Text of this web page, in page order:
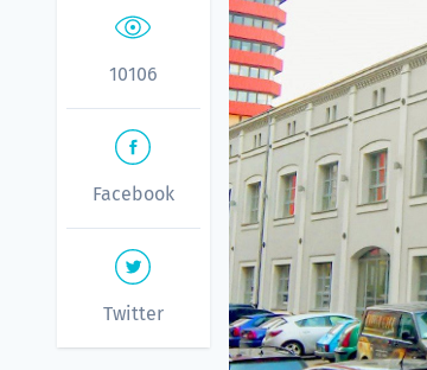
10106
Facebook
Twitter